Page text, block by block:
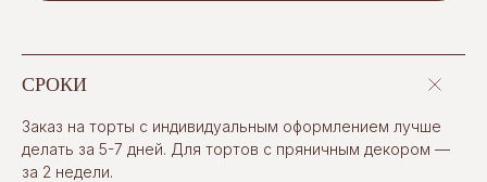
СРОКИ
Заказ на торты с индивидуальным оформлением лучше
делать за 5-7 дней. Для тортов с пряничным декором —
за 2 недели.